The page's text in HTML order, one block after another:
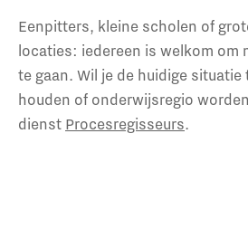
Eenpitters, kleine scholen of
locaties: iedereen is welkom om
te gaan. Wil je de huidige
houden of onderwijsregio
dienst Procesregisseurs.